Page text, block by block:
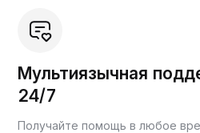
Мультиязычная
24/7
Получайте помощь в любое